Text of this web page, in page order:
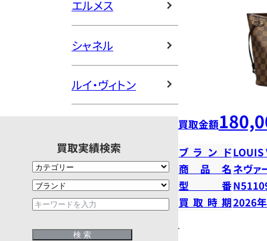
エルメス
シャネル
ルイ・ヴィトン
買取実績検索
買取金額
ブランドLOUIS
商品名 ネヴァ
型番
買取時期2026